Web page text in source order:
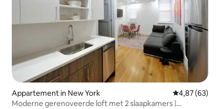
Appartement in New York Gemiddelde
4,87 (63)
Moderne gerenoveerde loft met 2 slaapkamers |